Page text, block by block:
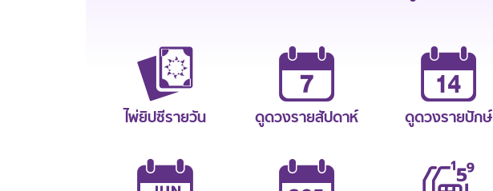
ไพ่ยิปซีรายวัน ดูดวงรายสัปดาห์ ดูดวงรายปักษ์